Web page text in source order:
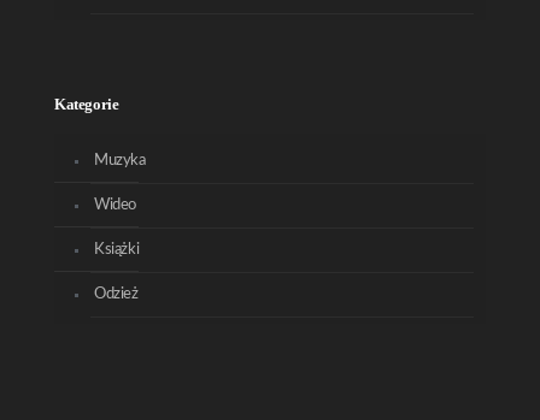
Kategorie
Muzyka
Wideo
Książki
Odzież